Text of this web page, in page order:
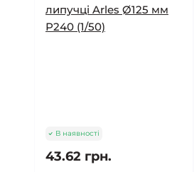
липучці Arles Ø125 мм
Р240 (1/50)
В наявності
43.62 грн.